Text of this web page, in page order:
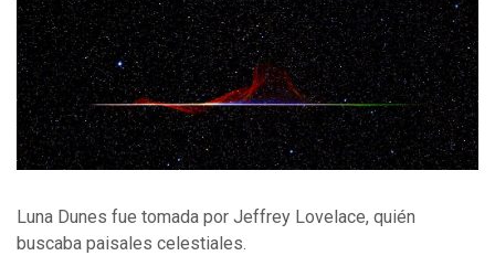
Luna Dunes fue tomada por Jeffrey Lovelace, quién
buscaba paisales celestiales.